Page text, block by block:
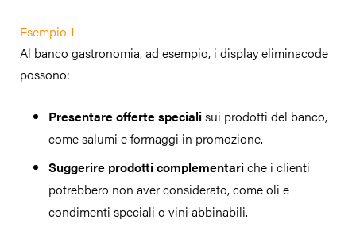
Esempio 1
Al banco gastronomia, ad esempio, i display eliminacode
possono:
Presentare offerte speciali sui prodotti del banco,
come salumi e formaggi in promozione.
Suggerire prodotti complementari che i clienti
potrebbero non aver considerato, come oli e
condimenti speciali o vini abbinabili.